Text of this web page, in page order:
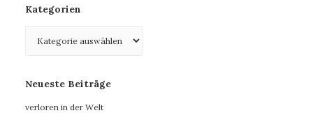
Kategorien
Neueste Beiträge
verloren in der Welt